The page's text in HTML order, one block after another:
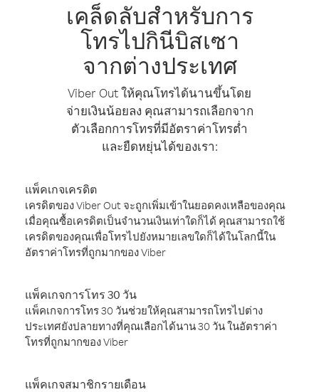
เคล็ดลับสำหรับการ
โทรไปกินีบิสเซา
จากต่างประเทศ
Viber Out ให้คุณโทรได้นานขึ้นโดย
จ่ายเงินน้อยลง คุณสามารถเลือกจาก
ตัวเลือกการโทรที่มีอัตราค่าโทรต่ำ
และยืดหยุ่นได้ของเรา:
แพ็คเกจเครดิต
เครดิตของ Viber Out จะถูกเพิ่มเข้าในยอดคงเหลือของคุณ
เมื่อคุณซื้อเครดิตเป็นจำนวนเงินเท่าใดก็ได้ คุณสามารถใช้
เครดิตของคุณเพื่อโทรไปยังหมายเลขใดก็ได้ในโลกนี้ใน
อัตราค่าโทรที่ถูกมากของ Viber
แพ็คเกจการโทร 30 วัน
แพ็คเกจการโทร 30 วันช่วยให้คุณสามารถโทรไปต่าง
ประเทศยังปลายทางที่คุณเลือกได้นาน 30 วัน ในอัตราค่า
โทรที่ถูกมากของ Viber
แพ็คเกจสมาชิกรายเดือน